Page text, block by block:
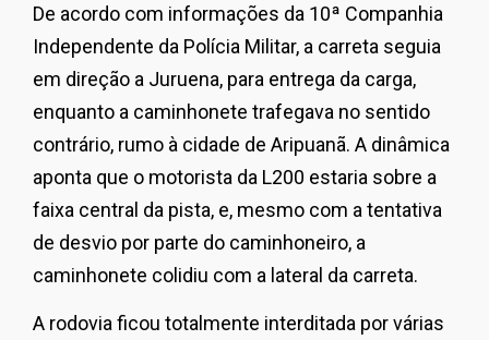
De acordo com informações da 10ª Companhia
Independente da Polícia Militar, a carreta seguia
em direção a Juruena, para entrega da carga,
enquanto a caminhonete trafegava no sentido
contrário, rumo à cidade de Aripuanã. A dinâmica
aponta que o motorista da L200 estaria sobre a
faixa central da pista, e, mesmo com a tentativa
de desvio por parte do caminhoneiro, a
caminhonete colidiu com a lateral da carreta.
A rodovia ficou totalmente interditada por várias